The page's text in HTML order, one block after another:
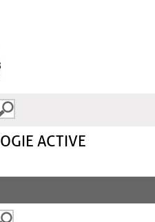
ACTIVE